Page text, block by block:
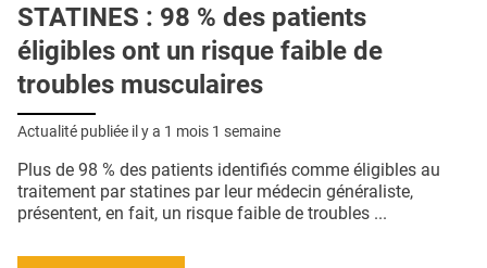
STATINES : 98 % des patients
éligibles ont un risque faible de
troubles musculaires
Actualité publiée il y a 1 mois 1 semaine
Plus de 98 % des patients identifiés comme éligibles au
traitement par statines par leur médecin généraliste,
présentent, en fait, un risque faible de troubles ...